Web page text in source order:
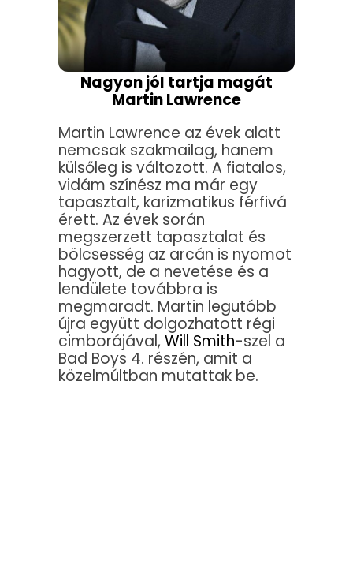
Nagyon jól tartja magát
Martin Lawrence
Martin Lawrence az évek alatt
nemcsak szakmailag, hanem
külsőleg is változott. A fiatalos,
vidám színész ma már egy
tapasztalt, karizmatikus férfivá
érett. Az évek során
megszerzett tapasztalat és
bölcsesség az arcán is nyomot
hagyott, de a nevetése és a
lendülete továbbra is
megmaradt. Martin legutóbb
újra együtt dolgozhatott régi
cimborájával, Will Smith-szel a
Bad Boys 4. részén, amit a
közelmúltban mutattak be.